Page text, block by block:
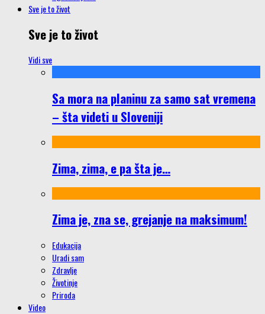
Sve je to život
Sve je to život
Vidi sve
Sa mora na planinu za samo sat vremena
– šta videti u Sloveniji
Zima, zima, e pa šta je…
Zima je, zna se, grejanje na maksimum!
Edukacija
Uradi sam
Zdravlje
Životinje
Priroda
Video